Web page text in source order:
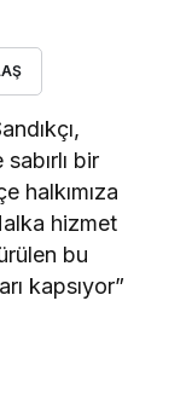
bir
halkımıza
hizmet
bu
kapsıyor”